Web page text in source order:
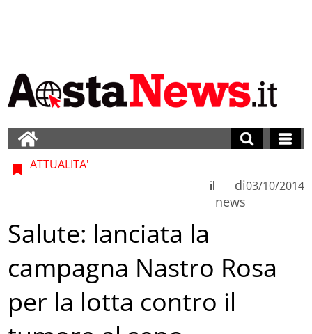
ATTUALITA'
di
news
il 03/10/2014
Salute: lanciata la
campagna Nastro Rosa
per la lotta contro il